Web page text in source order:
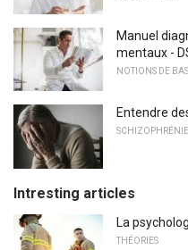
Manuel
mentaux -
NOTIONS DE
Entendre
SCHIZOPHRÉNIE
Intresting articles
La
THÉORIES